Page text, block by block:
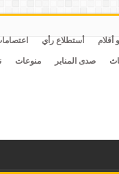
أقلام أستطلاع رأي
صدى المنابر منوعات